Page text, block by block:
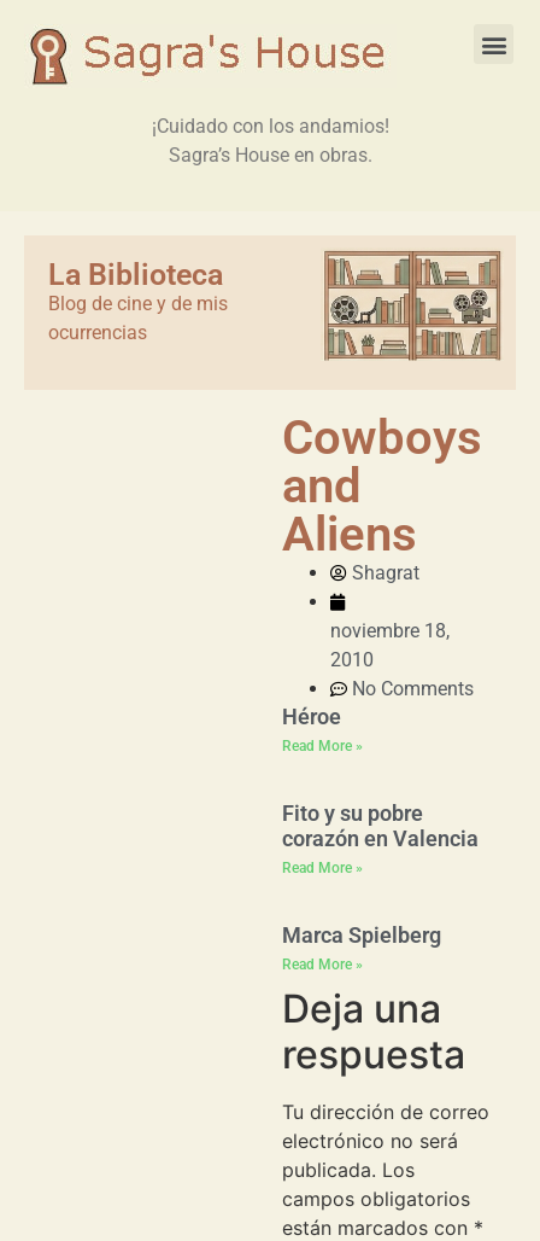
¡Cuidado con los andamios!
Sagra’s House en obras.
La Biblioteca
Blog de cine y de mis
ocurrencias
Cowboys
and
Aliens
Shagrat
noviembre 18,
2010
No Comments
Héroe
Read More »
Fito y su pobre
corazón en Valencia
Read More »
Marca Spielberg
Read More »
Deja una
respuesta
Tu dirección de correo
electrónico no será
publicada. Los
campos obligatorios
están marcados con *